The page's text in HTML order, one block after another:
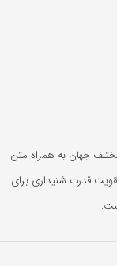
جهان به همراه متن
قدرت شنیداری برای